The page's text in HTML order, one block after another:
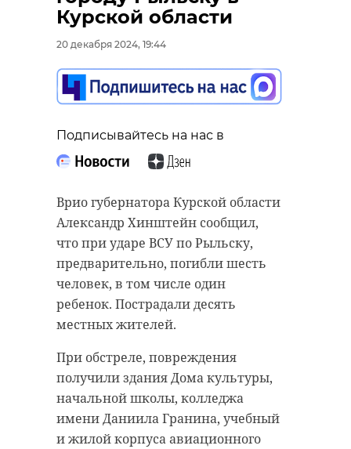
Курской области
20 декабря 2024, 19:44
Подписывайтесь на нас в
Врио губернатора Курской области
Александр Хинштейн сообщил,
что при ударе ВСУ по Рыльску,
предварительно, погибли шесть
человек, в том числе один
ребенок. Пострадали десять
местных жителей.
При обстреле, повреждения
получили здания Дома культуры,
начальной школы, колледжа
имени Даниила Гранина, учебный
и жилой корпуса авиационного
Подписывайтесь на нас в
Патрульный автомобиль
пострадал от поджигателя в
Петербурга. У машины полиции
полностью выгорел моторный
отсек.
По подозрению задержали
несовершеннолетнюю девушку,
сообщает "Дорожный инспектор"
во "ВКонтакте" в пятницу, 20
декабря. Поджог совершен у
здания Госавтоинспекции района.
Устанавливаются обстоятельства
и детали инцидента.
Подписывайтесь на нас в
Всеволожск сегодня, 20 декабря,
передал гуманитарную помощь
Военнослужащие получили новый
автомобиль.
Бойцам для выполнения задач в
зоне СВО передали ключи от УАЗа.
Их вручили замглавы районного
совета депутатов Андрей Михеев
и замглавы администрации по
социальным вопросам Светлана
Хотько.
Машину в скором времени
отправят на передовую.